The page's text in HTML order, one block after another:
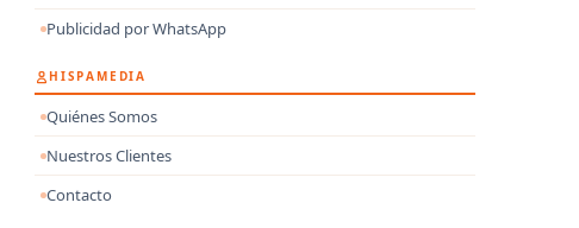
Publicidad por WhatsApp
HISPAMEDIA
Quiénes Somos
Nuestros Clientes
Contacto